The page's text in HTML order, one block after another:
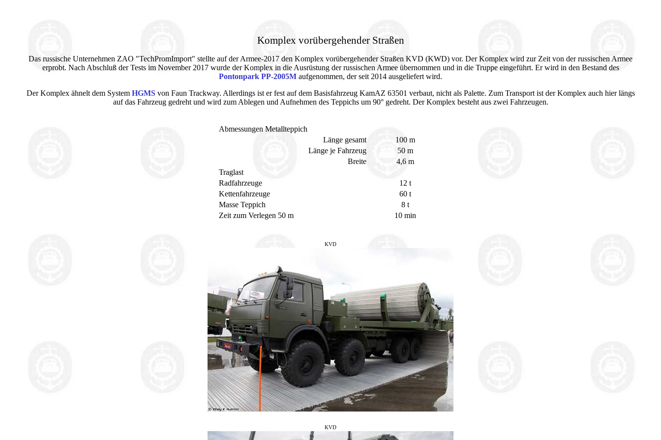
Komplex vorübergehender Straßen
Das russische Unternehmen ZAO "TechPromImport" stellte auf der Armee-2017 den Komplex vorübergehender Straßen KVD (KWD) vor. Der Komplex wird zur Zeit von der russischen Armee
erprobt. Nach Abschluß der Tests im November 2017 wurde der Komplex in die Ausrüstung der russischen Armee übernommen und in die Truppe eingeführt. Er wird in den Bestand des
Pontonpark PP-2005M aufgenommen, der seit 2014 ausgeliefert wird.
Der Komplex ähnelt dem System HGMSvon Faun Trackway. Allerdings ist er fest auf dem Basisfahrzeug KamAZ 63501 verbaut, nicht als Palette. Zum Transport ist der Komplex auch hier längs
auf das Fahrzeug gedreht und wird zum Ablegen und Aufnehmen des Teppichs um 90° gedreht. Der Komplex besteht aus zwei Fahrzeugen.
Abmessungen Metallteppich
Länge gesamt
100 m
Länge je Fahrzeug
50 m
Breite
4,6 m
Traglast
Radfahrzeuge
12 t
Kettenfahrzeuge
60 t
Masse Teppich
8 t
Zeit zum Verlegen 50 m
10 min
KVD
KVD